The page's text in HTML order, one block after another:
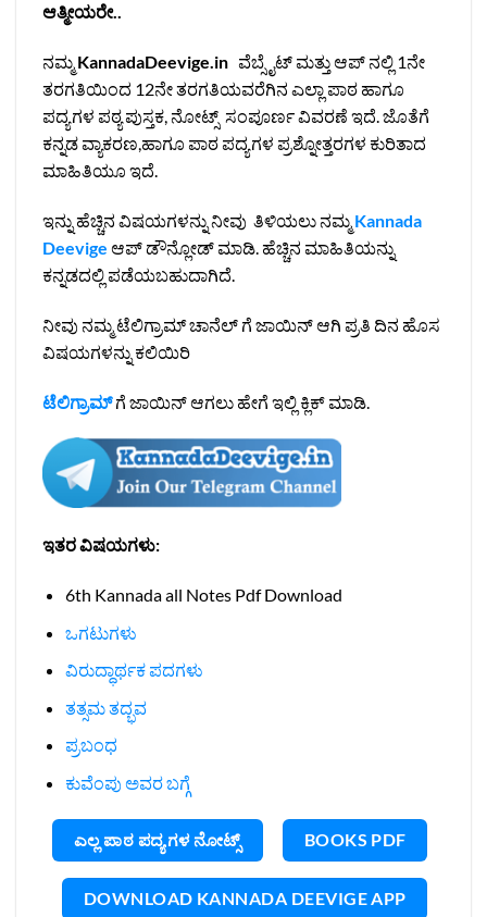
ಆತ್ಮೀಯರೇ..
ನಮ್ಮKannadaDeevige.in ವೆಬ್ಸೈಟ್ ಮತ್ತು ಆಪ್ ನಲ್ಲಿ 1ನೇ
ತರಗತಿಯಿಂದ 12ನೇ ತರಗತಿಯವರೆಗಿನ ಎಲ್ಲಾ ಪಾಠ ಹಾಗೂ
ಪದ್ಯಗಳ ಪಠ್ಯ ಪುಸ್ತಕ, ನೋಟ್ಸ್ ಸಂಪೂರ್ಣ ವಿವರಣೆ ಇದೆ. ಜೊತೆಗೆ
ಕನ್ನಡ ವ್ಯಾಕರಣ,ಹಾಗೂ ಪಾಠ ಪದ್ಯಗಳ ಪ್ರಶ್ನೋತ್ತರಗಳ ಕುರಿತಾದ
ಮಾಹಿತಿಯೂ ಇದೆ.
ಇನ್ನು ಹೆಚ್ಚಿನ ವಿಷಯಗಳನ್ನು ನೀವು ತಿಳಿಯಲು ನಮ್ಮKannada
Deevige ಆಪ್ ಡೌನ್ಲೋಡ್ ಮಾಡಿ. ಹೆಚ್ಚಿನ ಮಾಹಿತಿಯನ್ನು
ಕನ್ನಡದಲ್ಲಿ ಪಡೆಯಬಹುದಾಗಿದೆ.
ನೀವು ನಮ್ಮ ಟೆಲಿಗ್ರಾಮ್ ಚಾನೆಲ್ ಗೆ ಜಾಯಿನ್ ಆಗಿ ಪ್ರತಿ ದಿನ ಹೊಸ
ವಿಷಯಗಳನ್ನು ಕಲಿಯಿರಿ
ಟೆಲಿಗ್ರಾಮ್ಗೆ ಜಾಯಿನ್ ಆಗಲು ಹೇಗೆ ಇಲ್ಲಿ ಕ್ಲಿಕ್ ಮಾಡಿ.
ಇತರ ವಿಷಯಗಳು:
6th Kannada all Notes Pdf Download
ಒಗಟುಗಳು
ವಿರುದ್ಧಾರ್ಥಕ ಪದಗಳು
ತತ್ಸಮ ತದ್ಭವ
ಪ್ರಬಂಧ
ಕುವೆಂಪು ಅವರ ಬಗ್ಗೆ
ಎಲ್ಲ ಪಾಠ ಪದ್ಯಗಳ ನೋಟ್ಸ್ BOOKS PDF
DOWNLOAD KANNADA DEEVIGE APP